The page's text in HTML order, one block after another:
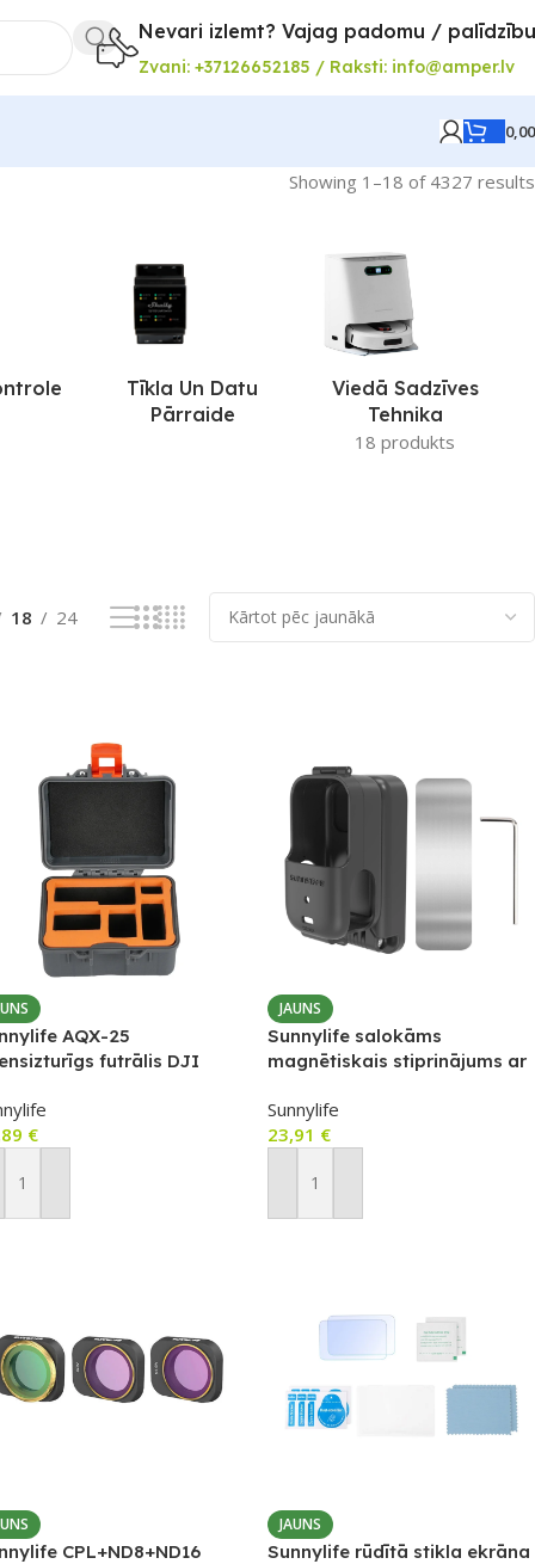
Nevari izlemt? Vajag padomu /
Zvani: +37126652185 / Raksti: info@amper.lv
Showing 1–18 of 4327 results
Tīkla Un Datu
Pārraide
Viedā Sadzīves
Tehnika
18 produkts
18 24
AQX-25
futrālis DJI
€
Pievienot Grozam
JAUNS
Sunnylife salokāms
magnētiskais stiprinājums ar
Nano
Sunnylife
23,91 €
Pievienot Grozam
CPL+ND8+ND16
JAUNS
Sunnylife rūdītā stikla ekrāna